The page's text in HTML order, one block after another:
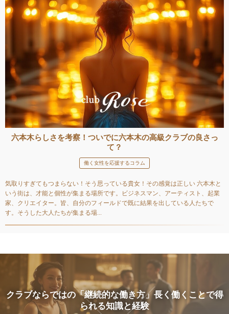
六本木らしさを考察！ついでに六本木の高級クラブの良さっ
て？
働く女性を応援するコラム
気取りすぎてもつまらない！そう思っている貴女！その感覚は正しい 六本木と
いう街は、才能と個性が集まる場所です。ビジネスマン、アーティスト、起業
家、クリエイター。皆、自分のフィールドで既に結果を出している人たちで
す。そうした大人たちが集まる場...
クラブならではの「継続的な働き方」長く働くことで得
られる知識と経験